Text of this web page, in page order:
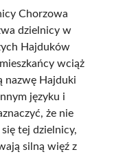
Chorzowa
dzielnicy w
Hajduków
wciąż
nazwę Hajduki
języku i
że nie
tej dzielnicy,
silną więź z